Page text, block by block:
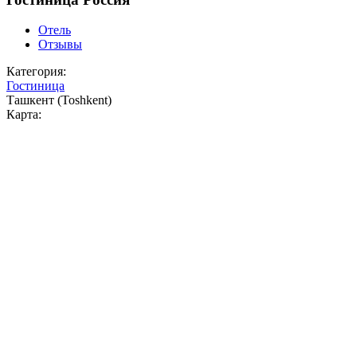
Отель
Отзывы
Категория:
Гостиница
Ташкент (Toshkent)
Карта: